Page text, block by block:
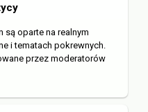
oparte na realnym
i tematach pokrewnych.
przez moderatorów